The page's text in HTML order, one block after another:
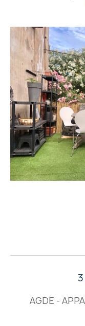
AGDE -